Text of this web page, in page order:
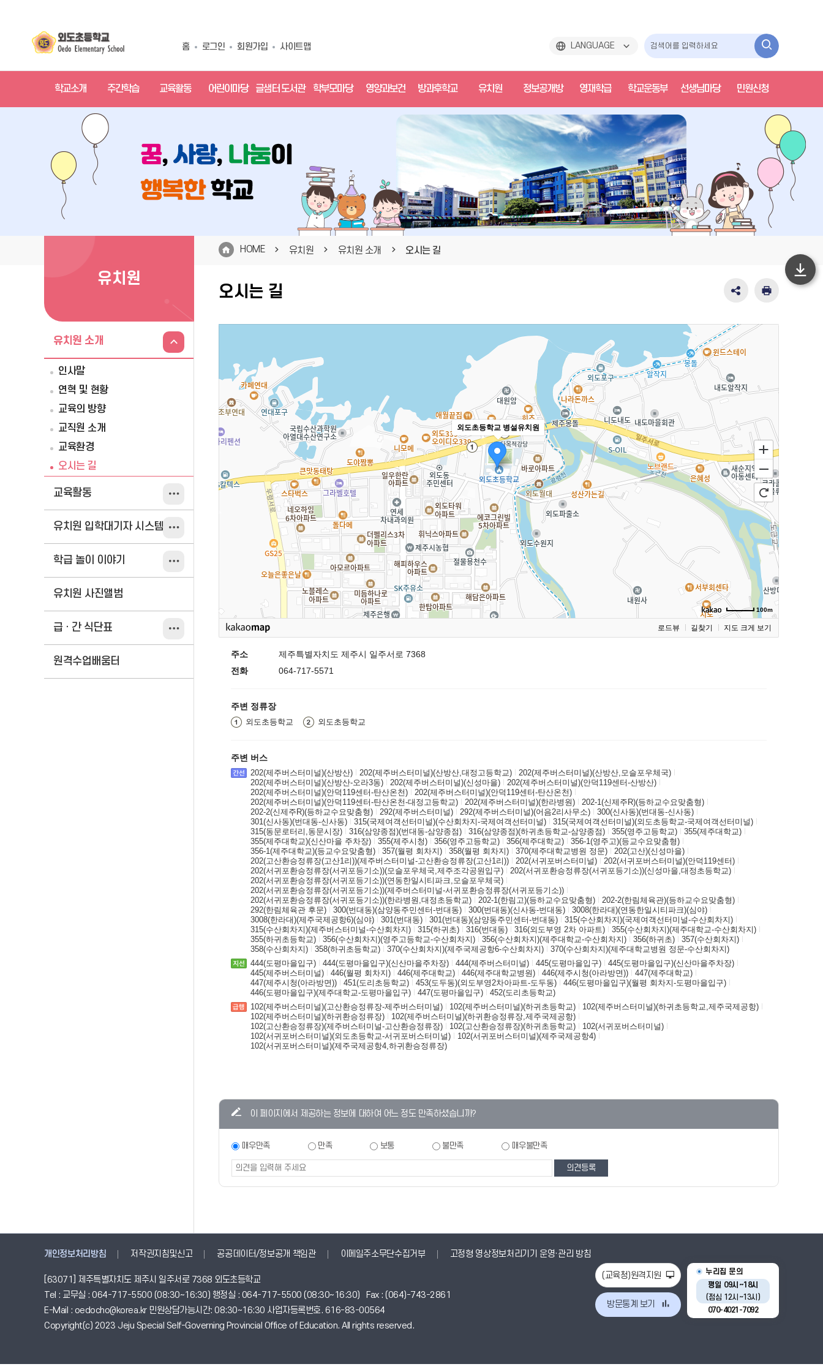
홈 로그인 회원가입 사이트맵 LANGUAGE
검
색
기
학교소개 주간학습 교육활동 어린이마당 글샘터 도서관 학부모마당 영양과보건 방과후학교 유치원 정보공개방 영재학급 학교운동부 선생님마당 민원신청
유치원
유치원 소개
인사말
연혁 및 현황
교육의 방향
교직원 소개
교육환경
오시는 길
교육활동
유치원 입학대기자 시스템
학급 놀이 이야기
유치원 사진앨범
급 · 간 식단표
원격수업배움터
HOME 유치원 유치원 소개 오시는 길
오시는 길
SNS
유
영
역
치
기
인
외도초등학교 병설유치원
100m
로드뷰 길찾기 지도 크게 보기
주소
제주특별자치도 제주시 일주서로 7368
전화
064-717-5571
주변 정류장
외도초등학교 외도초등학교
주변 버스
202(제주버스터미널)(산방산) 202(제주버스터미널)(산방산,대정고등학교)
202(제주버스터미널)(산방산,모슬포우체국)
202(제주버스터미널)(산방산-오라3동)
202(제주버스터미널)(신성마을)
202(제주버스터미널)(안덕119센터-산방산)
202(제주버스터미널)(안덕119센터-탄산온천)
202(제주버스터미널)(안덕119센터-탄산온천)
202(제주버스터미널)(안덕119센터-탄산온천-대정고등학교)
202(제주버스터미널)(한라병원)
202-1(신제주R)(등하교수요맞춤형)
202-2(신제주R)(등하교수요맞춤형)
292(제주버스터미널) 292(제주버스터미널)(어음2리사무소)
300(신사동)(번대동-신사동)
301(신사동)(번대동-신사동)
315(국제여객선터미널)(수산회차지-국제여객선터미널)
315(국제여객선터미널)(외도초등학교-국제여객선터미널)
315(동문로터리,동문시장)
316(삼양종점)(번대동-삼양종점) 316(삼양종점)(하귀초등학교-삼양종점) 355(영주고등학교)
355(제주대학교)
355(제주대학교)(신산마을 주차장)
355(제주시청) 356(영주고등학교) 356(제주대학교)
356-1(영주고)(등교수요맞춤형)
356-1(제주대학교)(등교수요맞춤형)
357(월평 회차지) 358(월평 회차지) 370(제주대학교병원 정문)
202(고산)(신성마을)
202(고산환승정류장(고산1리))(제주버스터미널-고산환승정류장(고산1리))
202(서귀포버스터미널)
202(서귀포버스터미널)(안덕119센터)
202(서귀포환승정류장(서귀포등기소))(모슬포우체국,제주조각공원입구)
202(서귀포환승정류장(서귀포등기소))(신성마을,대정초등학교)
202(서귀포환승정류장(서귀포등기소))(연동한일시티파크,모슬포우체국)
202(서귀포환승정류장(서귀포등기소))(제주버스터미널-서귀포환승정류장(서귀포등기소))
202(서귀포환승정류장(서귀포등기소))(한라병원,대정초등학교)
202-1(한림고)(등하교수요맞춤형)
202-2(한림체육관)(등하교수요맞춤형)
292(한림체육관 후문)
300(번대동)(삼양동주민센터-번대동) 300(번대동)(신사동-번대동)
3008(한라대)(연동한일시티파크)(심야)
3008(한라대)(제주국제공항6)(심야)
301(번대동) 301(번대동)(삼양동주민센터-번대동)
315(수산회차지)(국제여객선터미널-수산회차지)
315(수산회차지)(제주버스터미널-수산회차지)
315(하귀초) 316(번대동) 316(외도부영 2차 아파트)
355(수산회차지)(제주대학교-수산회차지)
355(하귀초등학교)
356(수산회차지)(영주고등학교-수산회차지) 356(수산회차지)(제주대학교-수산회차지) 356(하귀초)
357(수산회차지)
358(수산회차지)
358(하귀초등학교) 370(수산회차지)(제주국제공항6-수산회차지)
370(수산회차지)(제주대학교병원 정문-수산회차지)
444(도평마을입구)
444(도평마을입구)(신산마을주차장) 444(제주버스터미널) 445(도평마을입구)
445(도평마을입구)(신산마을주차장)
445(제주버스터미널)
446(월평 회차지) 446(제주대학교) 446(제주대학교병원) 446(제주시청(아라방면))
447(제주대학교)
447(제주시청(아라방면))
451(도리초등학교) 453(도두동)(외도부영2차아파트-도두동)
446(도평마을입구)(월평 회차지-도평마을입구)
446(도평마을입구)(제주대학교-도평마을입구)
447(도평마을입구)
452(도리초등학교)
102(제주버스터미널)(고산환승정류장-제주버스터미널)
102(제주버스터미널)(하귀초등학교)
102(제주버스터미널)(하귀초등학교,제주국제공항)
102(제주버스터미널)(하귀환승정류장)
102(제주버스터미널)(하귀환승정류장,제주국제공항)
102(고산환승정류장)(제주버스터미널-고산환승정류장)
102(고산환승정류장)(하귀초등학교)
102(서귀포버스터미널)
102(서귀포버스터미널)(외도초등학교-서귀포버스터미널)
102(서귀포버스터미널)(제주국제공항4)
102(서귀포버스터미널)(제주국제공항4,하귀환승정류장)
콘텐츠
조사
이 페이지에서 제공하는 정보에 대하여 어느 정도 만족하셨습니까?
만족도
폼
매우만족 만족 보통 불만족 매우불만족
하
개인정보처리방침 저작권지침및신고 공공데이터/정보공개 책임관 이메일주소무단수집거부 고정형 영상정보처리기기 운영·관리 방침
(교육청)원격지원
방문통계 보기
누리집 문의
평일 09시~18시
(점심 12시~13시)
070-4021-7092
[63071] 제주특별자치도 제주시 일주서로 7368 외도초등학교
Tel : 교무실 : 064-717-5500 (08:30~16:30) 행정실 : 064-717-5500 (08:30~16:30) Fax : (064)-743-2861
E-Mail : oedocho@korea.kr 민원상담가능시간: 08:30~16:30 사업자등록번호. 616-83-00564
Copyright(c) 2023 Jeju Special Self-Governing Provincial Office of Education. All rights reserved.